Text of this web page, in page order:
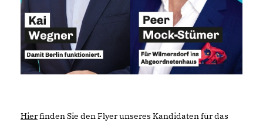
Hierfinden Sie den Flyer unseres Kandidaten für das